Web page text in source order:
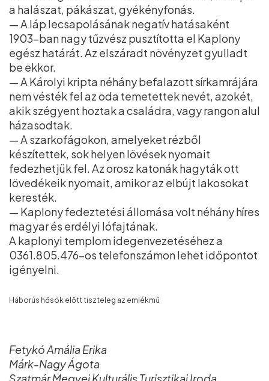
a halászat, pákászat, gyékényfonás.
— A láp lecsapolásának negatív hatásaként
1903-ban nagy tűzvész pusztította el Kaplony
egész határát. Az elszáradt növényzet gyulladt
be ekkor.
— A Károlyi kripta néhány befalazott sírkamrájára
nem vésték fel az oda temetettek nevét, azokét,
akik szégyent hoztak a családra, vagy rangon alul
házasodtak.
— A szarkofágokon, amelyeket rézből
készítettek, sok helyen lövések nyomait
fedezhetjük fel. Az orosz katonák hagyták ott
lövedékeik nyomait, amikor az elbújt lakosokat
keresték.
— Kaplony fedeztetési állomása volt néhány híres
magyar és erdélyi lófajtának.
A kaplonyi templom idegenvezetéséhez a
0361.805.476-os telefonszámon lehet időpontot
igényelni.
Háborús hősök előtt tiszteleg az emlékmű
Fetykó Amália Erika
Márk-Nagy Ágota